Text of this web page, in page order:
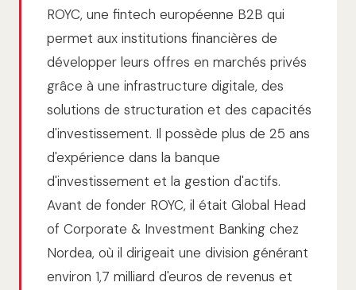
ROYC, une fintech européenne B2B qui
permet aux institutions financières de
développer leurs offres en marchés privés
grâce à une infrastructure digitale, des
solutions de structuration et des capacités
d'investissement. Il possède plus de 25 ans
d'expérience dans la banque
d'investissement et la gestion d'actifs.
Avant de fonder ROYC, il était Global Head
of Corporate & Investment Banking chez
Nordea, où il dirigeait une division générant
environ 1,7 milliard d'euros de revenus et